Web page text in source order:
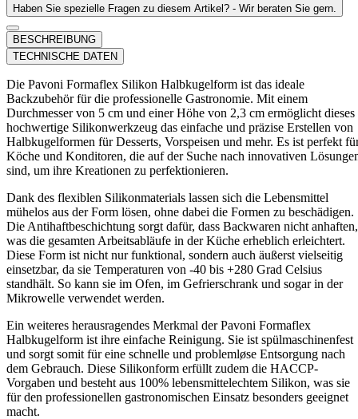
Haben Sie spezielle Fragen zu diesem Artikel? - Wir beraten Sie gern.
BESCHREIBUNG
TECHNISCHE DATEN
Die Pavoni Formaflex Silikon Halbkugelform ist das ideale
Backzubehör für die professionelle Gastronomie. Mit einem
Durchmesser von 5 cm und einer Höhe von 2,3 cm ermöglicht dieses
hochwertige Silikonwerkzeug das einfache und präzise Erstellen von
Halbkugelformen für Desserts, Vorspeisen und mehr. Es ist perfekt
Köche und Konditoren, die auf der Suche nach innovativen
sind, um ihre Kreationen zu perfektionieren.
Dank des flexiblen Silikonmaterials lassen sich die Lebensmittel
mühelos aus der Form lösen, ohne dabei die Formen zu beschädigen.
Die Antihaftbeschichtung sorgt dafür, dass Backwaren nicht anhaften,
was die gesamten Arbeitsabläufe in der Küche erheblich erleichtert.
Diese Form ist nicht nur funktional, sondern auch äußerst vielseitig
einsetzbar, da sie Temperaturen von -40 bis +280 Grad Celsius
standhält. So kann sie im Ofen, im Gefrierschrank und sogar in der
Mikrowelle verwendet werden.
Ein weiteres herausragendes Merkmal der Pavoni Formaflex
Halbkugelform ist ihre einfache Reinigung. Sie ist spülmaschinenfest
und sorgt somit für eine schnelle und problemløse Entsorgung nach
dem Gebrauch. Diese Silikonform erfüllt zudem die HACCP-
Vorgaben und besteht aus 100% lebensmittelechtem Silikon, was sie
für den professionellen gastronomischen Einsatz besonders geeignet
macht.